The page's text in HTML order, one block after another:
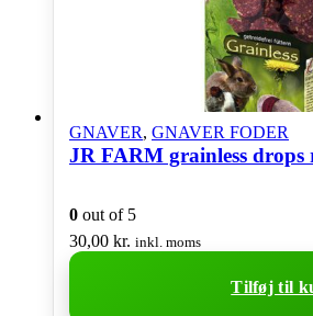
GNAVER, GNAVER FODER
JR FARM grainless drops
0 out of 5
30,00 kr. inkl. moms
Tilføj til